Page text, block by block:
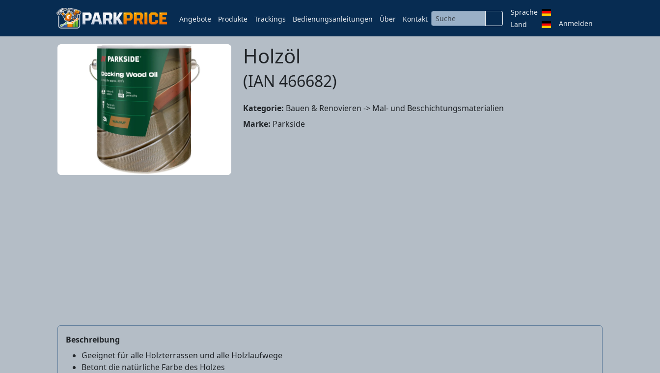
Angebote Produkte Trackings Bedienungsanleitungen Über Kontakt
Sprache
Land
Anmelden
Holzöl
(IAN 466682)
Kategorie: Bauen & Renovieren -> Mal- und Beschichtungsmaterialien
Marke: Parkside
Beschreibung
Geeignet für alle Holzterrassen und alle Holzlaufwege
Betont die natürliche Farbe des Holzes